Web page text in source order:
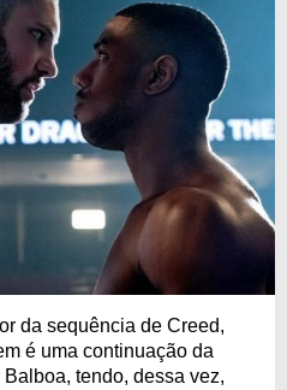
da sequência de Creed,
é uma continuação da
tendo, dessa vez,